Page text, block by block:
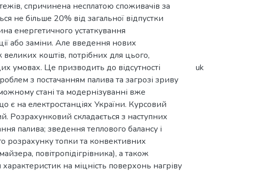
спричинена несплатою споживачів за
не більше 20% від загальної відпустки
енергетичного устаткування
або заміни. Але введення нових
коштів, потрібних для цього,
умовах. Це призводить до відсутності
з постачанням палива та загрозі зриву
стані та модернізуванні вже
є на електростанціях України. Курсовий
Розрахунковий складається з наступних
палива; зведення теплового балансу і
розрахунку топки та конвективних
повітропідігрівника), а також
на міцність поверхонь нагріву
uk